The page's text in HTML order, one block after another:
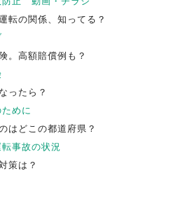
転の関係、知ってる？
。高額賠償例も？
ったら？
めに
はどこの都道府県？
事故の状況
策は？